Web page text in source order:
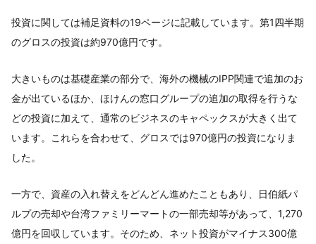
投資に関しては補足資料の19ページに記載しています。第1四半期
のグロスの投資は約970億円です。
大きいものは基礎産業の部分で、海外の機械のIPP関連で追加のお
金が出ているほか、ほけんの窓口グループの追加の取得を行うな
どの投資に加えて、通常のビジネスのキャペックスが大きく出て
います。これらを合わせて、グロスでは970億円の投資になりま
した。
一方で、資産の入れ替えをどんどん進めたこともあり、日伯紙パ
ルプの売却や台湾ファミリーマートの一部売却等があって、1,270
億円を回収しています。そのため、ネット投資がマイナス300億